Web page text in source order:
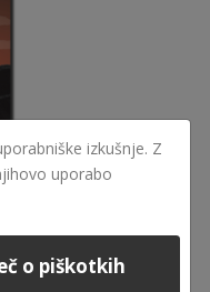
€
izkušnje. Z
uporabo
o piškotkih